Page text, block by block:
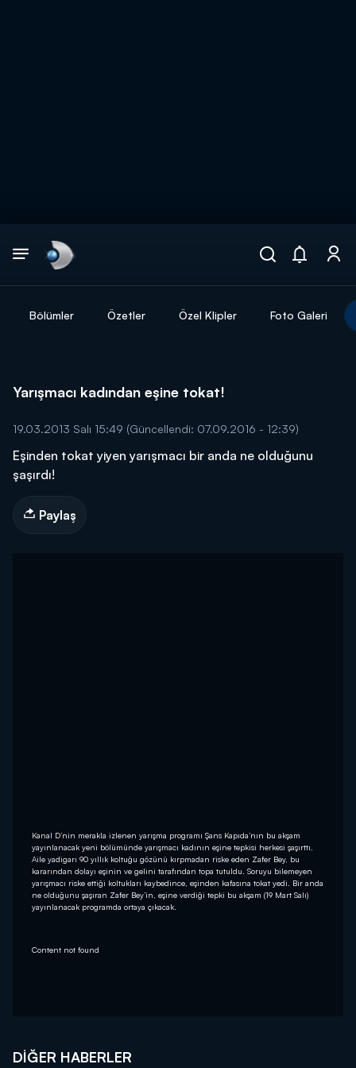
Bölümler Özetler Özel Klipler Foto Galeri
Yarışmacı kadından eşine tokat!
19.03.2013 Salı 15:49 (Güncellendi: 07.09.2016 - 12:39)
Eşinden tokat yiyen yarışmacı bir anda ne olduğunu
şaşırdı!
Paylaş
Kanal D’nin merakla izlenen yarışma programı Şans Kapıda’nın bu akşam
yayınlanacak yeni bölümünde yarışmacı kadının eşine tepkisi herkesi şaşırttı.
Aile yadigarı 90 yıllık koltuğu gözünü kırpmadan riske eden Zafer Bey, bu
kararından dolayı eşinin ve gelini tarafından topa tutuldu. Soruyu bilemeyen
yarışmacı riske ettiği koltukları kaybedince, eşinden kafasına tokat yedi. Bir anda
ne olduğunu şaşıran Zafer Bey’in, eşine verdiği tepki bu akşam (19 Mart Salı)
yayınlanacak programda ortaya çıkacak.
Content not found
DIĞER HABERLER